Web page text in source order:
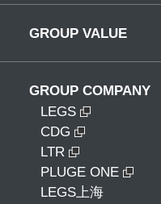
GROUP VALUE
GROUP COMPANY
LEGS
CDG
LTR
PLUGE ONE
LEGS上海